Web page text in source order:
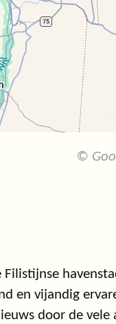
©
Filistijnse
en vijandig
door de vele